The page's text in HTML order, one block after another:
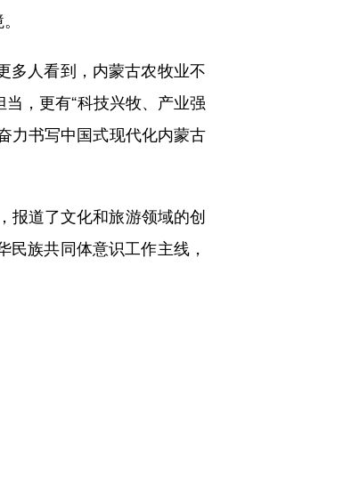
人看到，内蒙古农牧业不
，更有“科技兴牧、产业强
力书写中国式现代化内蒙古
道了文化和旅游领域的创
族共同体意识工作主线，